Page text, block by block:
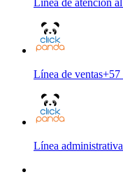
Línea de atención
Línea de ventas+57
Línea administrativa